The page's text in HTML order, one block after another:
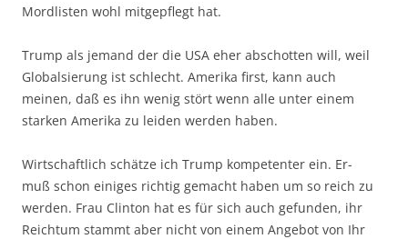
Mordlisten wohl mitgepflegt hat.
Trump als jemand der die USA eher abschotten will, weil
Globalsierung ist schlecht. Amerika first, kann auch
meinen, daß es ihn wenig stört wenn alle unter einem
starken Amerika zu leiden werden haben.
Wirtschaftlich schätze ich Trump kompetenter ein. Er-
muß schon einiges richtig gemacht haben um so reich zu
werden. Frau Clinton hat es für sich auch gefunden, ihr
Reichtum stammt aber nicht von einem Angebot von Ihr